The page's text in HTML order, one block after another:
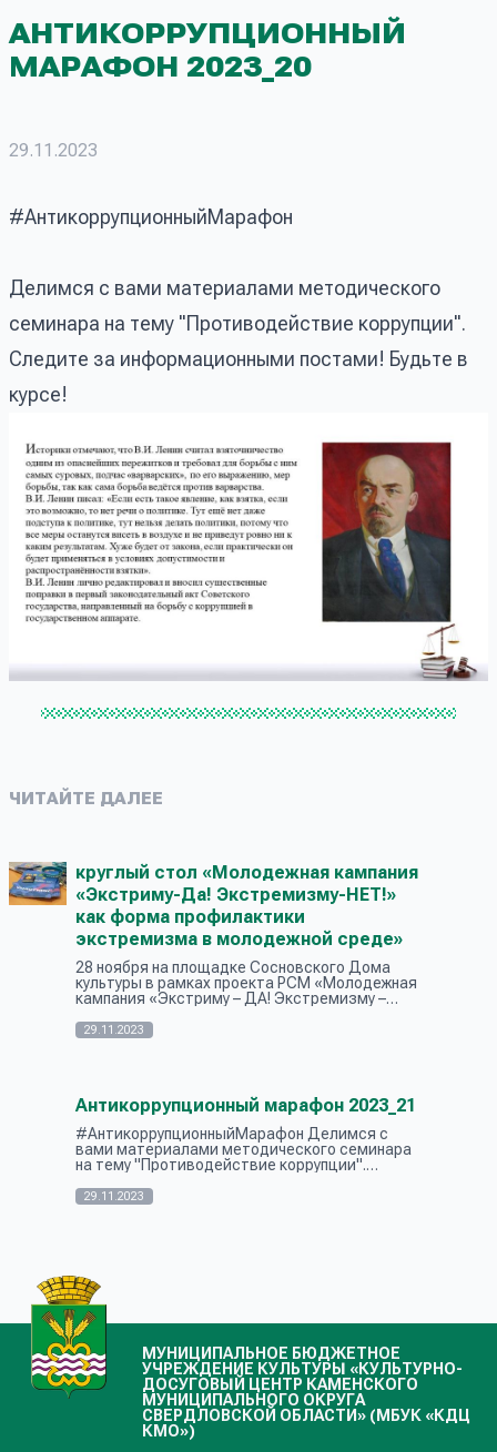
АНТИКОРРУПЦИОННЫЙ
МАРАФОН 2023_20
29.11.2023
#АнтикоррупционныйМарафон
Делимся с вами материалами методического
семинара на тему "Противодействие коррупции".
Следите за информационными постами! Будьте в
курсе!
ЧИТАЙТЕ ДАЛЕЕ
круглый стол «Молодежная кампания
«Экстриму-Да! Экстремизму-НЕТ!»
как форма профилактики
экстремизма в молодежной среде»
28 ноября на площадке Сосновского Дома
культуры в рамках проекта РСМ «Молодежная
кампания «Экстриму – ДА! Экстремизму –
«Молодежная кампания «Экстриму-Да!
29.11.2023
Антикоррупционный марафон 2023_21
#АнтикоррупционныйМарафон Делимся с
вами материалами методического семинара
на тему "Противодействие коррупции".
Будьте в курсе!
29.11.2023
МУНИЦИПАЛЬНОЕ БЮДЖЕТНОЕ
УЧРЕЖДЕНИЕ КУЛЬТУРЫ «КУЛЬТУРНО-
ДОСУГОВЫЙ ЦЕНТР КАМЕНСКОГО
МУНИЦИПАЛЬНОГО ОКРУГА
СВЕРДЛОВСКОЙ ОБЛАСТИ» (МБУК «КДЦ
КМО»)